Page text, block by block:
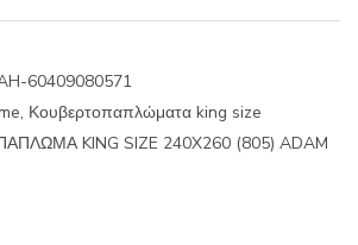
60409080571
, Κουβερτοπαπλώματα king size
KING SIZE 240X260 (805) ADAM